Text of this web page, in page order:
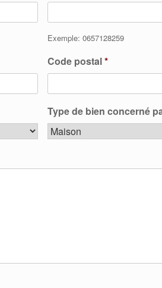
Exemple: 0657128259
Code postal*
Type de bien concerné